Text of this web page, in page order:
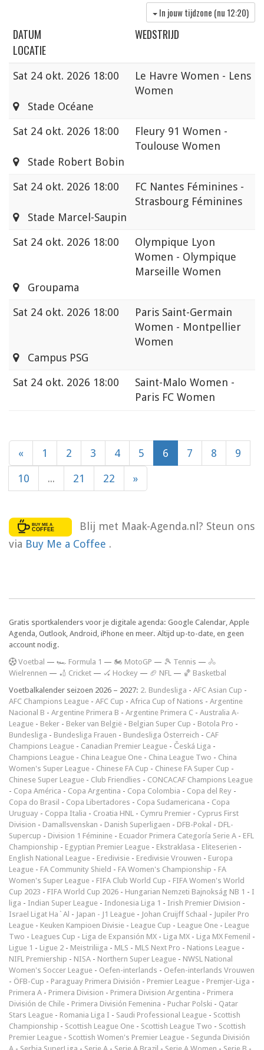
In jouw tijdzone (nu 12:20)
DATUM
WEDSTRIJD
LOCATIE
Sat 24 okt. 2026 18:00
Le Havre Women - Lens
Women
Stade Océane
Sat 24 okt. 2026 18:00
Fleury 91 Women -
Toulouse Women
Stade Robert Bobin
Sat 24 okt. 2026 18:00
FC Nantes Féminines -
Strasbourg Féminines
Stade Marcel-Saupin
Sat 24 okt. 2026 18:00
Olympique Lyon
Women - Olympique
Marseille Women
Groupama
Sat 24 okt. 2026 18:00
Paris Saint-Germain
Women - Montpellier
Women
Campus PSG
Sat 24 okt. 2026 18:00
Saint-Malo Women -
Paris FC Women
« 1 2 3 4 5 6 7 8 9
10 ... 21 22 »
Blij met Maak-Agenda.nl? Steun ons
via Buy Me a Coffee .
Gratis sportkalenders voor je digitale agenda: Google Calendar, Apple
Agenda, Outlook, Android, iPhone en meer. Altijd up-to-date, en geen
account nodig.
Voetbal — 🏎️ Formula 1 — 🏍 MotoGP — 🎾 Tennis — 🚴
Wielrennen — 🏏 Cricket — 🏑 Hockey — 🏈 NFL — 🏀 Basketbal
Voetbalkalender seizoen 2026 – 2027: 2. Bundesliga - AFC Asian Cup -
AFC Champions League - AFC Cup - Africa Cup of Nations - Argentine
Nacional B - Argentine Primera B - Argentine Primera C - Australia A-
League - Beker - Beker van België - Belgian Super Cup - Botola Pro -
Bundesliga - Bundesliga Frauen - Bundesliga Österreich - CAF
Champions League - Canadian Premier League - Česká Liga -
Champions League - China League One - China League Two - China
Women's Super League - Chinese FA Cup - Chinese FA Super Cup -
Chinese Super League - Club Friendlies - CONCACAF Champions League
- Copa América - Copa Argentina - Copa Colombia - Copa del Rey -
Copa do Brasil - Copa Libertadores - Copa Sudamericana - Copa
Uruguay - Coppa Italia - Croatia HNL - Cymru Premier - Cyprus First
Division - Damallsvenskan - Danish Superligaen - DFB-Pokal - DFL-
Supercup - Division 1 Féminine - Ecuador Primera Categoría Serie A - EFL
Championship - Egyptian Premier League - Ekstraklasa - Eliteserien -
English National League - Eredivisie - Eredivisie Vrouwen - Europa
League - FA Community Shield - FA Women's Championship - FA
Women's Super League - FIFA Club World Cup - FIFA Women's World
Cup 2023 - FIFA World Cup 2026 - Hungarian Nemzeti Bajnokság NB 1 - I
liga - Indian Super League - Indonesia Liga 1 - Irish Premier Division -
Israel Ligat Ha`Al - Japan - J1 League - Johan Cruijff Schaal - Jupiler Pro
League - Keuken Kampioen Divisie - League Cup - League One - League
Two - Leagues Cup - Liga de Expansión MX - Liga MX - Liga MX Femenil -
Ligue 1 - Ligue 2 - Meistriliiga - MLS - MLS Next Pro - Nations League -
NIFL Premiership - NISA - Northern Super League - NWSL National
Women's Soccer League - Oefen-interlands - Oefen-interlands Vrouwen
- ÖFB-Cup - Paraguay Primera División - Premier League - Premjer-Liga -
Primera A - Primera Division - Primera Division Argentina - Primera
División de Chile - Primera División Femenina - Puchar Polski - Qatar
Stars League - Romania Liga I - Saudi Professional League - Scottish
Championship - Scottish League One - Scottish League Two - Scottish
Premier League - Scottish Women's Premier League - Segunda División